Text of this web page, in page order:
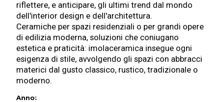
r
a
m
riflettere, e anticipare, gli ultimi trend dal mondo
dell'interior design e dell'architettura.
Ceramiche per spazi residenziali o per grandi opere
di edilizia moderna, soluzioni che coniugano
estetica e praticità: imolaceramica insegue ogni
esigenza di stile, avvolgendo gli spazi con abbracci
materici dal gusto classico, rustico, tradizionale o
moderno.
Anno: